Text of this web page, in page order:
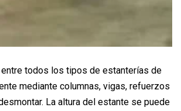
todos los tipos de estanterías de
mediante columnas, vigas, refuerzos
La altura del estante se puede